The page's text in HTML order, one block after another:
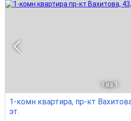
1 из 1
1-комн квартира, пр-кт
эт.